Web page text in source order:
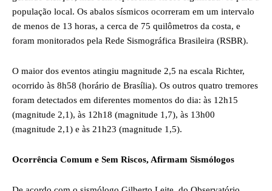
população local. Os abalos sísmicos ocorreram em um intervalo
de menos de 13 horas, a cerca de 75 quilômetros da costa, e
foram monitorados pela Rede Sismográfica Brasileira (RSBR).
O maior dos eventos atingiu magnitude 2,5 na escala Richter,
ocorrido às 8h58 (horário de Brasília). Os outros quatro tremores
foram detectados em diferentes momentos do dia: às 12h15
(magnitude 2,1), às 12h18 (magnitude 1,7), às 13h00
(magnitude 2,1) e às 21h23 (magnitude 1,5).
Ocorrência Comum e Sem Riscos, Afirmam Sismólogos